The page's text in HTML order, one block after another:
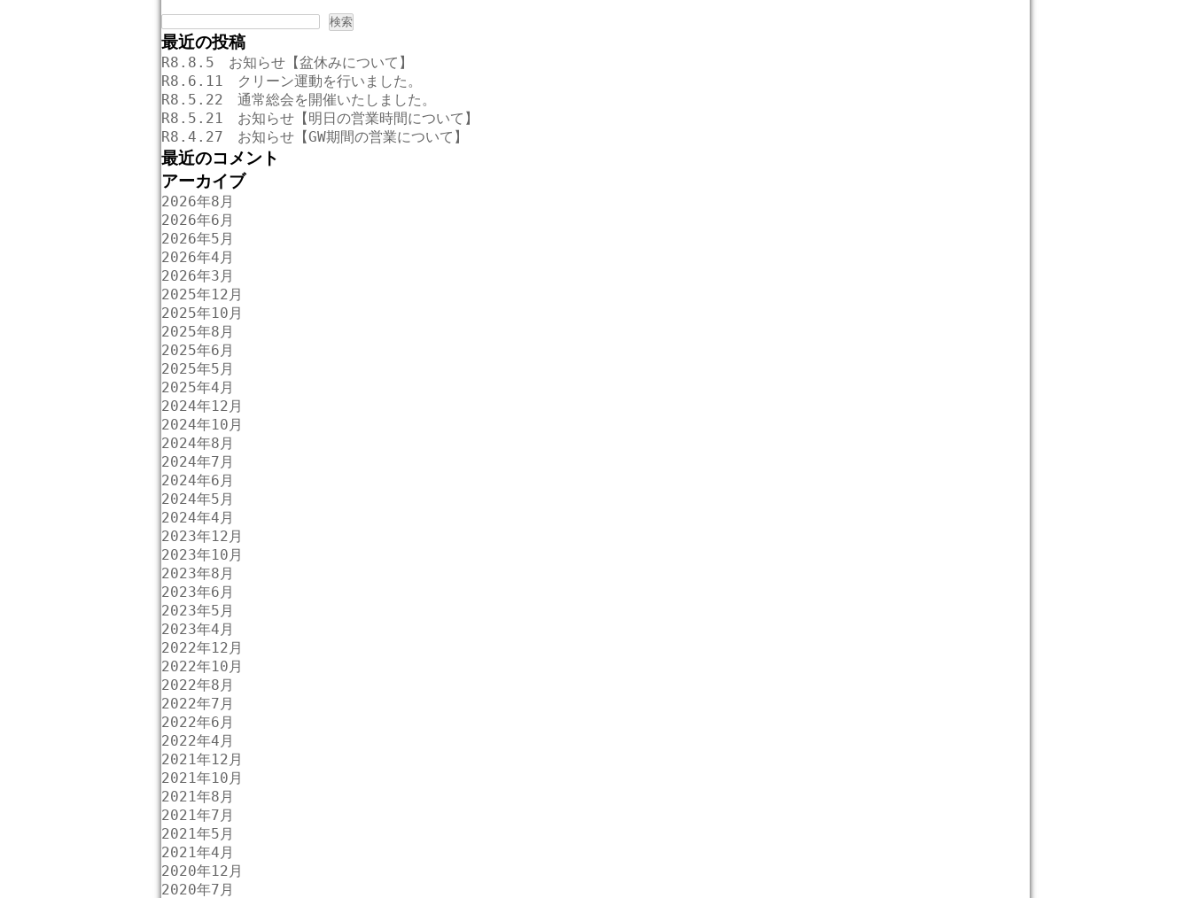
検
索:
最近の投稿
R8.8.5 お知らせ【盆休みについて】
R8.6.11 クリーン運動を行いました。
R8.5.22 通常総会を開催いたしました。
R8.5.21 お知らせ【明日の営業時間について】
R8.4.27 お知らせ【GW期間の営業について】
最近のコメント
アーカイブ
2026年8月
2026年6月
2026年5月
2026年4月
2026年3月
2025年12月
2025年10月
2025年8月
2025年6月
2025年5月
2025年4月
2024年12月
2024年10月
2024年8月
2024年7月
2024年6月
2024年5月
2024年4月
2023年12月
2023年10月
2023年8月
2023年6月
2023年5月
2023年4月
2022年12月
2022年10月
2022年8月
2022年7月
2022年6月
2022年4月
2021年12月
2021年10月
2021年8月
2021年7月
2021年5月
2021年4月
2020年12月
2020年7月